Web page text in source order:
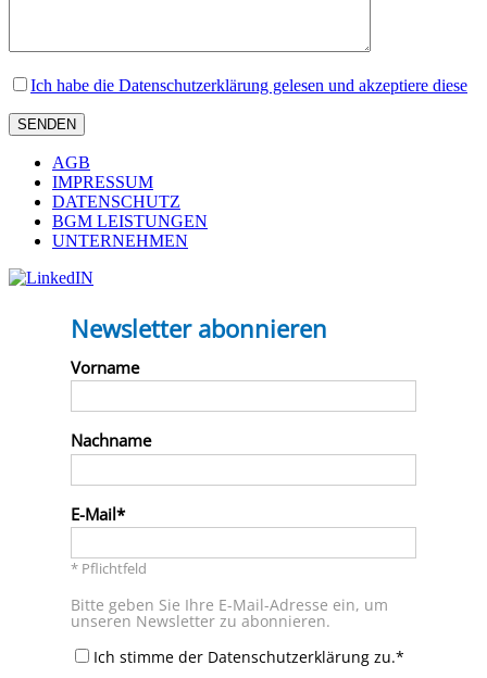
Ich habe die Datenschutzerklärung gelesen und akzeptiere diese
AGB
IMPRESSUM
DATENSCHUTZ
BGM LEISTUNGEN
UNTERNEHMEN
Newsletter abonnieren
Vorname
Nachname
E-Mail
* Pflichtfeld
Bitte geben Sie Ihre E-Mail-Adresse ein, um
unseren Newsletter zu abonnieren.
Ich stimme der Datenschutzerklärung zu.*